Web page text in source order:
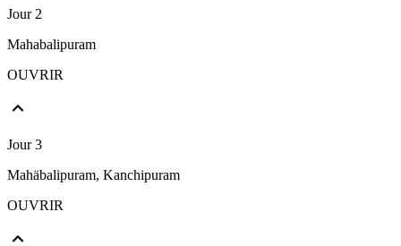
Jour 2
Mahabalipuram
OUVRIR
Jour 3
Mahäbalipuram, Kanchipuram
OUVRIR